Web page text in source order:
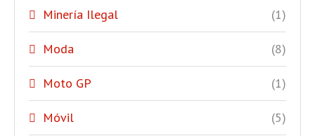
Minería Ilegal (1)
Moda (8)
Moto GP (1)
Móvil (5)